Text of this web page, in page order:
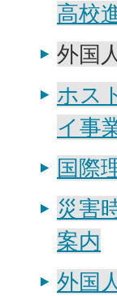
高校
外国
ホス
イ事
国際
災害
案内
外国